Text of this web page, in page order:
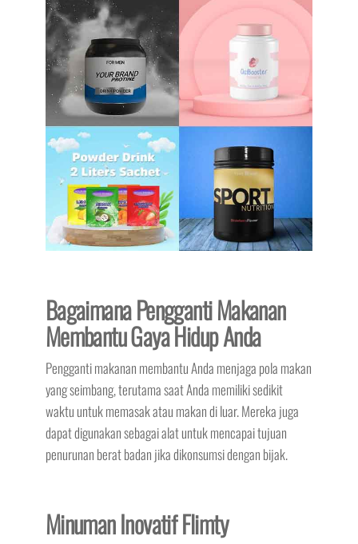
Bagaimana Pengganti Makanan
Membantu Gaya Hidup Anda
Pengganti makanan membantu Anda menjaga pola makan
yang seimbang, terutama saat Anda memiliki sedikit
waktu untuk memasak atau makan di luar. Mereka juga
dapat digunakan sebagai alat untuk mencapai tujuan
penurunan berat badan jika dikonsumsi dengan bijak.
Minuman Inovatif Flimty